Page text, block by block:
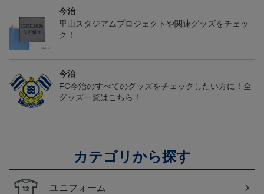
今治
里山スタジアムプロジェクトや関連グッズをチェッ
ク！
今治
FC今治のすべてのグッズをチェックしたい方に！全
グッズ一覧はこちら！
カテゴリから探す
ユニフォーム